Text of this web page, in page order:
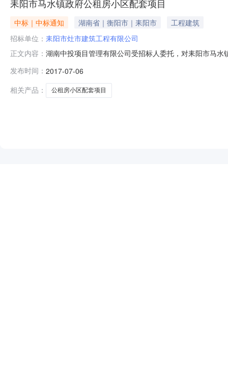
耒阳市马水镇政府公租房小区配套项目
中标｜中标通知 湖南省｜衡阳市｜耒阳市
工程建筑
招标单位： 耒阳市灶市建筑工程有限公司
正文内容： 湖南中投项目管理有限公司受招标人委托，对耒阳市马
名：耒阳市灶市建筑工程有限公司第二名：耒阳市第三
部门受理有单位公章或个人署名，反映真实
发布时间： 2017-07-06
相关产品：
公租房小区配套项目